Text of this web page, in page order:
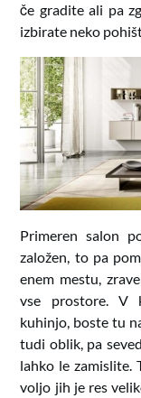
če gradite ali pa
izbirate neko
Primeren salon
založen, to pa
enem mestu,
vse prostore. V
kuhinjo, boste tu
tudi oblik, pa
lahko le zamislite.
voljo jih je res